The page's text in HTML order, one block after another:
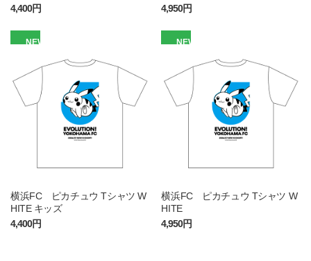
4,400円
4,950円
NEW
横浜FC ピカチュウ Tシャツ W
HITE キッズ
4,400円
NEW
横浜FC ピカチュウ Tシャツ W
HITE
4,950円